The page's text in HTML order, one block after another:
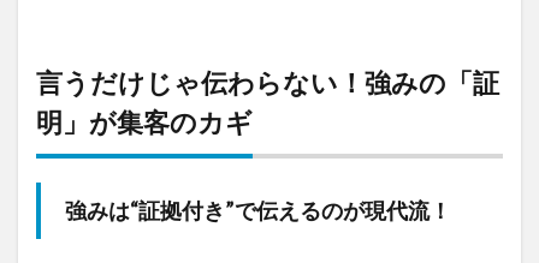
言うだけじゃ伝わらない！強みの「証
明」が集客のカギ
強みは“証拠付き”で伝えるのが現代流！